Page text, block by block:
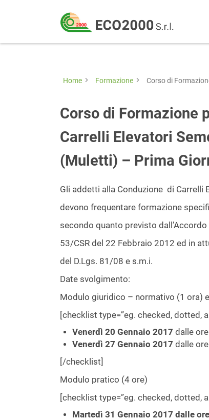
Eco
2000
Srl
Formazione
consulenza
la
sul
lavoro
D.Lgs
81/08
Home Formazione Corso di
Corso di Formazione
Carrelli Elevatori
(Muletti) – Prima
Gli addetti alla Conduzione di Carrelli
devono frequentare formazione
secondo quanto previsto
53/CSR del 22 Febbraio 2012 ed in
del D.Lgs. 81/08 e s.m.i.
Date svolgimento:
Modulo giuridico – normativo (1 ora)
[checklist type=”eg. checked, dotted,
Venerdì 20 Gennaio 2017 dalle ore
Venerdì 27 Gennaio 2017 dalle ore
[/checklist]
Modulo pratico (4 ore)
[checklist type=”eg. checked, dotted,
Martedì 31 Gennaio 2017 dalle ore